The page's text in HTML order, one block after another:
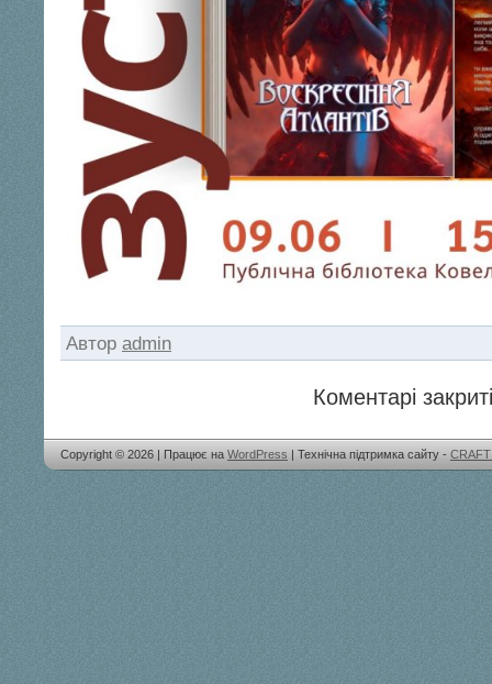
Автор admin
Коментарі
Copyright © 2026 | Працює на WordPress | Технічна підтримка сайту -